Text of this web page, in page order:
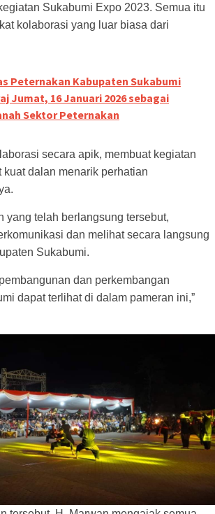
Sukabumi Expo 2023. Semua itu
kolaborasi yang luar biasa dari
Peternakan Kabupaten Sukabumi
Jumat, 16 Januari 2026 sebagai
Sektor Peternakan
secara apik, membuat kegiatan
kuat dalan menarik perhatian
yang telah berlangsung tersebut,
dan melihat secara langsung
Sukabumi.
dan perkembangan
dapat terlihat di dalam pameran ini,”